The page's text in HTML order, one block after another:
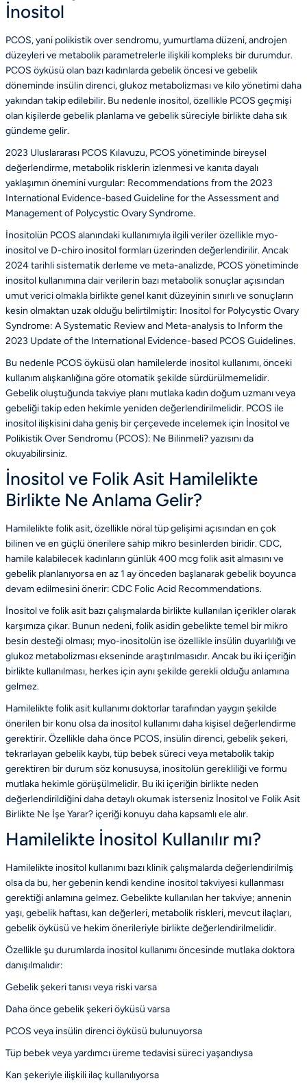
İnositol
PCOS, yani polikistik over sendromu, yumurtlama düzeni, androjen
düzeyleri ve metabolik parametrelerle ilişkili kompleks bir durumdur.
PCOS öyküsü olan bazı kadınlarda gebelik öncesi ve gebelik
döneminde insülin direnci, glukoz metabolizması ve kilo yönetimi daha
yakından takip edilebilir. Bu nedenle inositol, özellikle PCOS geçmişi
olan kişilerde gebelik planlama ve gebelik süreciyle birlikte daha sık
gündeme gelir.
2023 Uluslararası PCOS Kılavuzu, PCOS yönetiminde bireysel
değerlendirme, metabolik risklerin izlenmesi ve kanıta dayalı
yaklaşımın önemini vurgular: Recommendations from the 2023
International Evidence-based Guideline for the Assessment and
Management of Polycystic Ovary Syndrome.
İnositolün PCOS alanındaki kullanımıyla ilgili veriler özellikle myo-
inositol ve D-chiro inositol formları üzerinden değerlendirilir. Ancak
2024 tarihli sistematik derleme ve meta-analizde, PCOS yönetiminde
inositol kullanımına dair verilerin bazı metabolik sonuçlar açısından
umut verici olmakla birlikte genel kanıt düzeyinin sınırlı ve sonuçların
kesin olmaktan uzak olduğu belirtilmiştir: Inositol for Polycystic Ovary
Syndrome: A Systematic Review and Meta-analysis to Inform the
2023 Update of the International Evidence-based PCOS Guidelines.
Bu nedenle PCOS öyküsü olan hamilelerde inositol kullanımı, önceki
kullanım alışkanlığına göre otomatik şekilde sürdürülmemelidir.
Gebelik oluştuğunda takviye planı mutlaka kadın doğum uzmanı veya
gebeliği takip eden hekimle yeniden değerlendirilmelidir. PCOS ile
inositol ilişkisini daha geniş bir çerçevede incelemek için İnositol ve
Polikistik Over Sendromu (PCOS): Ne Bilinmeli?yazısını da
okuyabilirsiniz.
İnositol ve Folik Asit Hamilelikte
Birlikte Ne Anlama Gelir?
Hamilelikte folik asit, özellikle nöral tüp gelişimi açısından en çok
bilinen ve en güçlü önerilere sahip mikro besinlerden biridir. CDC,
hamile kalabilecek kadınların günlük 400 mcg folik asit almasını ve
gebelik planlanıyorsa en az 1 ay önceden başlanarak gebelik boyunca
devam edilmesini önerir: CDC Folic Acid Recommendations.
İnositol ve folik asit bazı çalışmalarda birlikte kullanılan içerikler olarak
karşımıza çıkar. Bunun nedeni, folik asidin gebelikte temel bir mikro
besin desteği olması; myo-inositolün ise özellikle insülin duyarlılığı ve
glukoz metabolizması ekseninde araştırılmasıdır. Ancak bu iki içeriğin
birlikte kullanılması, herkes için aynı şekilde gerekli olduğu anlamına
gelmez.
Hamilelikte folik asit kullanımı doktorlar tarafından yaygın şekilde
önerilen bir konu olsa da inositol kullanımı daha kişisel değerlendirme
gerektirir. Özellikle daha önce PCOS, insülin direnci, gebelik şekeri,
tekrarlayan gebelik kaybı, tüp bebek süreci veya metabolik takip
gerektiren bir durum söz konusuysa, inositolün gerekliliği ve formu
mutlaka hekimle görüşülmelidir. Bu iki içeriğin birlikte neden
değerlendirildiğini daha detaylı okumak isterseniz İnositol ve Folik Asit
Birlikte Ne İşe Yarar? içeriği konuyu daha kapsamlı ele alır.
Hamilelikte İnositol Kullanılır mı?
Hamilelikte inositol kullanımı bazı klinik çalışmalarda değerlendirilmiş
olsa da bu, her gebenin kendi kendine inositol takviyesi kullanması
gerektiği anlamına gelmez. Gebelikte kullanılan her takviye; annenin
yaşı, gebelik haftası, kan değerleri, metabolik riskleri, mevcut ilaçları,
gebelik öyküsü ve hekim önerileriyle birlikte değerlendirilmelidir.
Özellikle şu durumlarda inositol kullanımı öncesinde mutlaka doktora
danışılmalıdır:
Gebelik şekeri tanısı veya riski varsa
Daha önce gebelik şekeri öyküsü varsa
PCOS veya insülin direnci öyküsü bulunuyorsa
Tüp bebek veya yardımcı üreme tedavisi süreci yaşandıysa
Kan şekeriyle ilişkili ilaç kullanılıyorsa